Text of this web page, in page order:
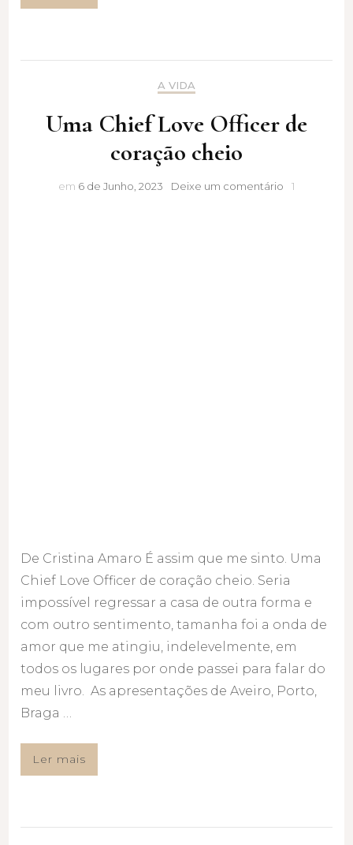
A VIDA
Uma Chief Love Officer de
coração cheio
em 6 de Junho, 2023 Deixe um comentário Uma
1
De Cristina Amaro É assim que me sinto. Uma
Chief Love Officer de coração cheio. Seria
impossível regressar a casa de outra forma e
com outro sentimento, tamanha foi a onda de
amor que me atingiu, indelevelmente, em
todos os lugares por onde passei para falar do
meu livro. As apresentações de Aveiro, Porto,
Braga …
Ler mais